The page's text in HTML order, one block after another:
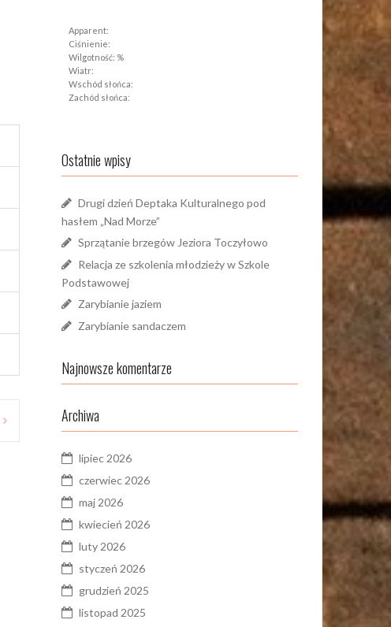
Apparent:
Ciśnienie:
Wilgotność: %
Wiatr:
Wschód słońca:
Zachód słońca:
Ostatnie wpisy
Drugi dzień Deptaka Kulturalnego pod
hasłem „Nad Morze”
Sprzątanie brzegów Jeziora Toczyłowo
Relacja ze szkolenia młodzieży w Szkole
Podstawowej
Zarybianie jaziem
Zarybianie sandaczem
Najnowsze komentarze
Archiwa
lipiec 2026
czerwiec 2026
maj 2026
kwiecień 2026
luty 2026
styczeń 2026
grudzień 2025
listopad 2025